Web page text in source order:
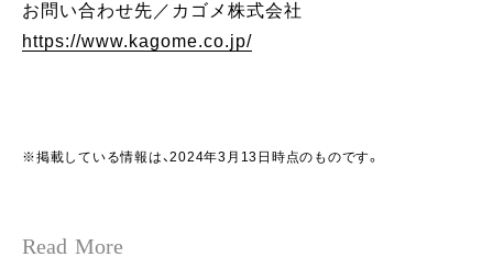
お問い合わせ先／カゴメ株式会社
https://www.kagome.co.jp/
※掲載している情報は、2024年3月13日時点のものです。
Read More